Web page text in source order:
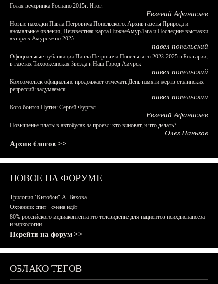
Голая вечеринка Роснано 2015г. Итог.
Евгений Афанасьев
Новые находки Павла Петровича Попельского: Архив газеты Природа и
аномальные явления, Неизвестная карта НижнеАмурЛага и Последние выставки
автора в Амурске по 2025
павел попельский
Официальные публикации Павла Петровича Попельского 2023-2025 в Болгарии,
в газетах Тихоокеанская Звезда и Наш Город Амурск
павел попельский
Комсомольск официально продолжает отмечать День памяти жертв сталинских
репрессий: задумаемся...
павел попельский
Кого боится Путин: Сергей Фургал
Евгений Афанасьев
Повышение платы в автобусах за проезд: кто виноват, и что делать?
Олег Паньков
Архив блогов >>
НОВОЕ НА ФОРУМЕ
Трилогия "Китобои" А. Вахова.
Охранник спит - смена идёт
80% российского медиаконтента это телевидение для пациентов психдиспансера
и наркологии.
Перейти на форум >>
ОБЛАКО ТЕГОВ